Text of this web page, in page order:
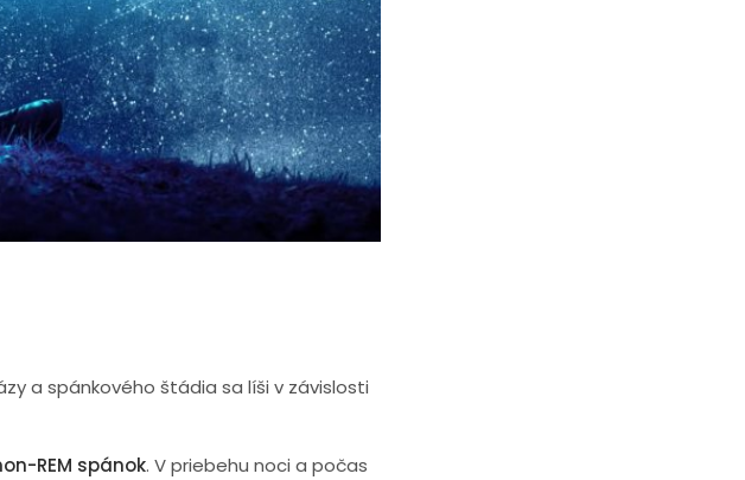
a mrzutí.
sa z dvoch základných spánkových fáz:
a spánkového štádia sa líši v závislosti
REM spánok. V priebehu noci a počas